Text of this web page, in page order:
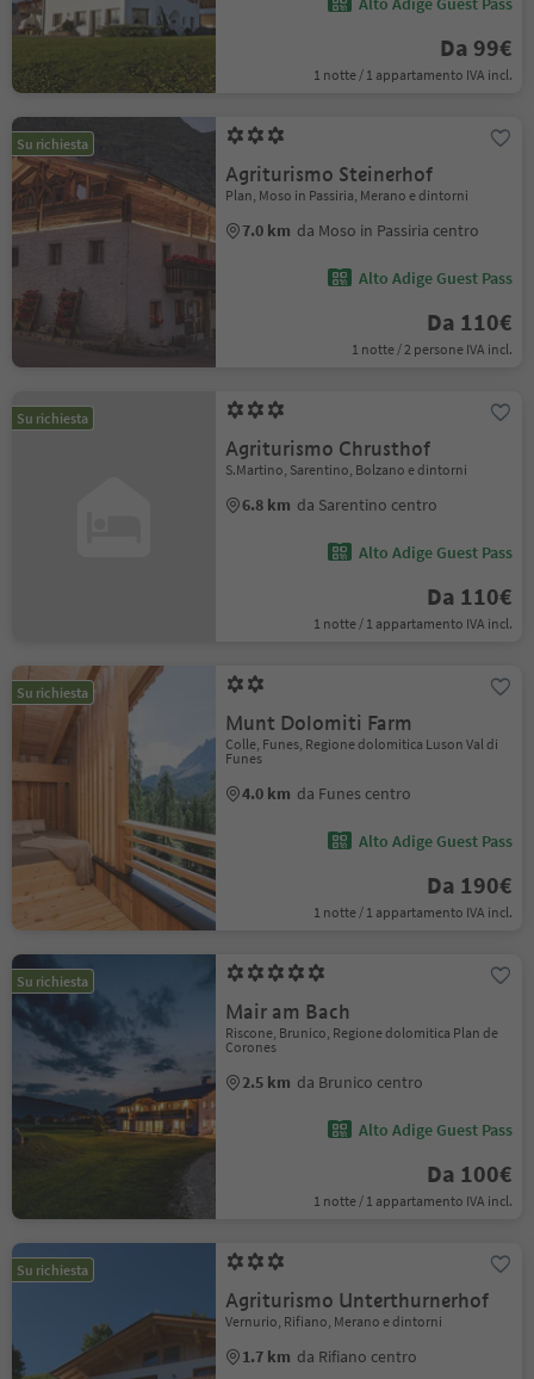
Da 99€
1 notte / 1 appartamento IVA incl.
Su richiesta
Agriturismo Steinerhof
Plan, Moso in Passiria, Merano e dintorni
7.0 km da Moso in Passiria centro
Alto Adige Guest Pass
Da 110€
1 notte / 2 persone IVA incl.
Su richiesta
Agriturismo Chrusthof
S.Martino, Sarentino, Bolzano e dintorni
6.8 km da Sarentino centro
Alto Adige Guest Pass
Da 110€
1 notte / 1 appartamento IVA incl.
Su richiesta
Munt Dolomiti Farm
Colle, Funes, Regione dolomitica Luson Val di
Funes
4.0 km da Funes centro
Alto Adige Guest Pass
Da 190€
1 notte / 1 appartamento IVA incl.
Su richiesta
Mair am Bach
Riscone, Brunico, Regione dolomitica Plan de
Corones
2.5 km da Brunico centro
Alto Adige Guest Pass
Da 100€
1 notte / 1 appartamento IVA incl.
Su richiesta
Agriturismo Unterthurnerhof
Vernurio, Rifiano, Merano e dintorni
1.7 km da Rifiano centro